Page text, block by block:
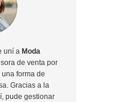
uní a Moda
de venta por
forma de
Gracias a la
pude gestionar